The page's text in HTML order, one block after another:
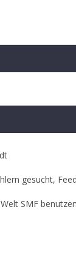
gesucht,
SMF